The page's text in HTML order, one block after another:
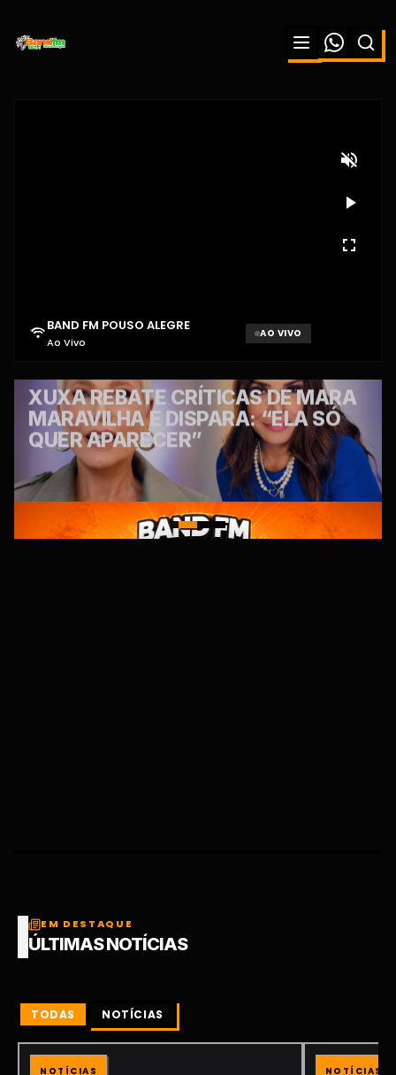
BAND FM POUSO ALEGRE
Ao Vivo
AO VIVO
EM DESTAQUE
ÚLTIMAS NOTÍCIAS
TODAS NOTÍCIAS
NOTÍCIAS NOTÍCIAS